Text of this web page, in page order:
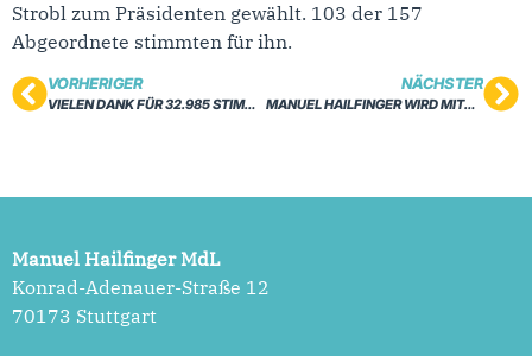
Strobl zum Präsidenten gewählt. 103 der 157
Abgeordnete stimmten für ihn.
VORHERIGER
VIELEN DANK FÜR 32.985 STIMMEN!
NÄCHSTER
MANUEL HAILFINGER WIRD MITGLIED DER FRAKTIONSSPITZE
Manuel Hailfinger MdL
Konrad-Adenauer-Straße 12
70173 Stuttgart